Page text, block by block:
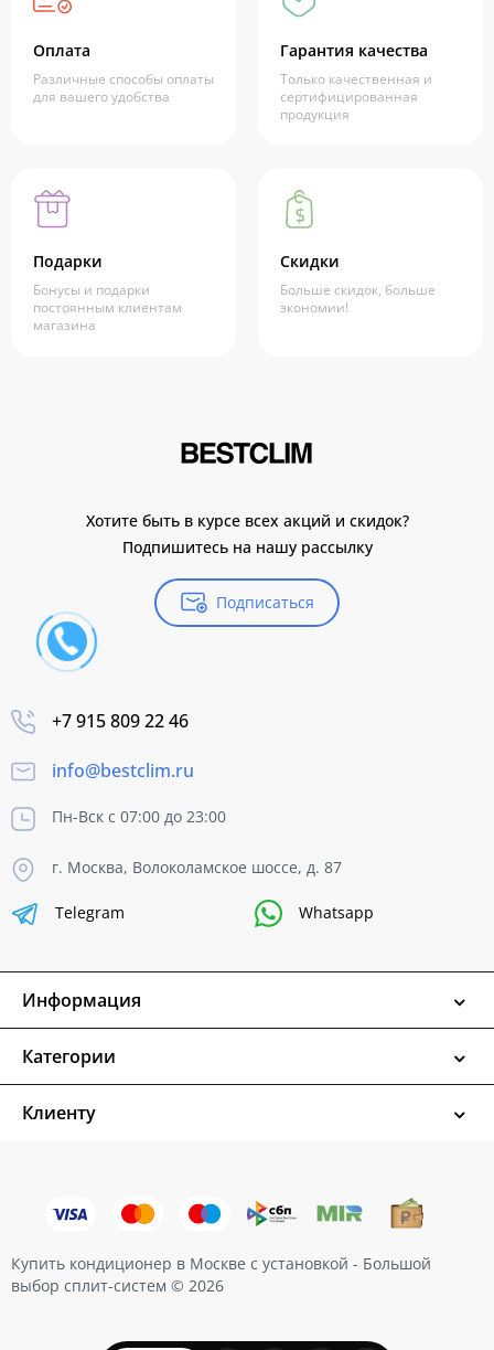
Оплата
Различные способы оплаты
для вашего удобства
Гарантия качества
Только качественная и
сертифицированная
продукция
Подарки
Бонусы и подарки
постоянным клиентам
магазина
Скидки
Больше скидок, больше
экономии!
Хотите быть в курсе всех акций и скидок?
Подпишитесь на нашу рассылку
Подписаться
+7 915 809 22 46
info@bestclim.ru
Пн-Вск с 07:00 до 23:00
г. Москва, Волоколамское шоссе, д. 87
Telegram Whatsapp
Информация
Категории
Клиенту
Купить кондиционер в Москве с установкой - Большой
выбор сплит-систем © 2026